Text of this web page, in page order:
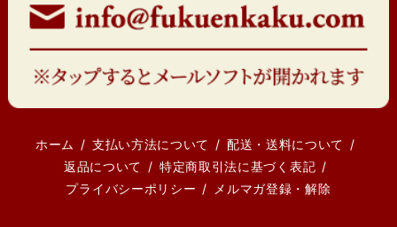
ホーム 支払い方法について
配送・送料について
返品について
特定商取引法に基づく表記
プライバシーポリシー
メルマガ登録・解除